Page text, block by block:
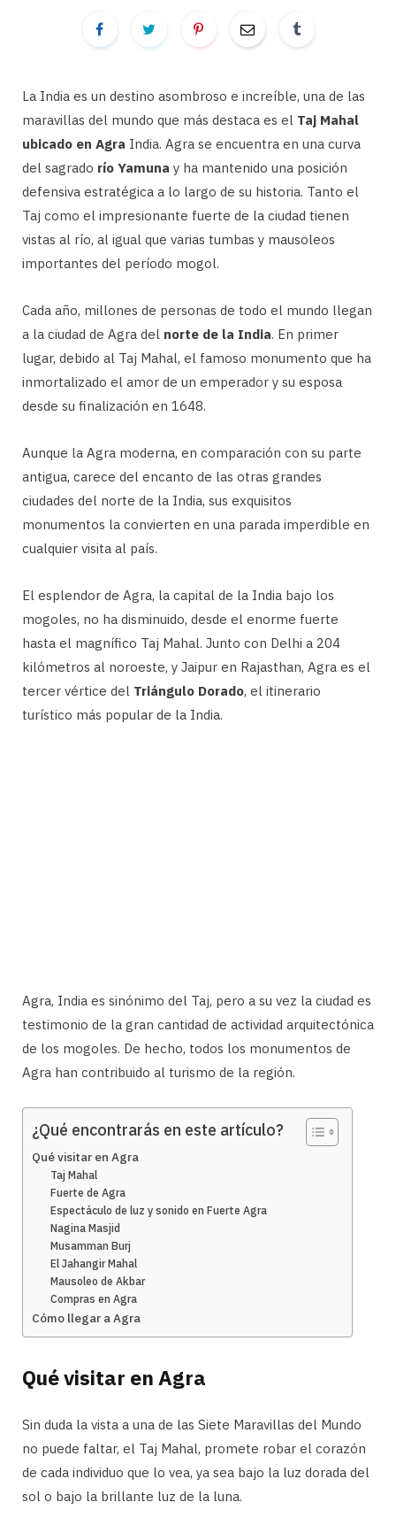
La India es un destino asombroso e increíble, una de las
maravillas del mundo que más destaca es el Taj Mahal
ubicado en Agra India. Agra se encuentra en una curva
del sagrado río Yamuna y ha mantenido una posición
defensiva estratégica a lo largo de su historia. Tanto el
Taj como el impresionante fuerte de la ciudad tienen
vistas al río, al igual que varias tumbas y mausoleos
importantes del período mogol.
Cada año, millones de personas de todo el mundo llegan
a la ciudad de Agra del norte de la India. En primer
lugar, debido al Taj Mahal, el famoso monumento que ha
inmortalizado el amor de un emperador y su esposa
desde su finalización en 1648.
Aunque la Agra moderna, en comparación con su parte
antigua, carece del encanto de las otras grandes
ciudades del norte de la India, sus exquisitos
monumentos la convierten en una parada imperdible en
cualquier visita al país.
El esplendor de Agra, la capital de la India bajo los
mogoles, no ha disminuido, desde el enorme fuerte
hasta el magnífico Taj Mahal. Junto con Delhi a 204
kilómetros al noroeste, y Jaipur en Rajasthan, Agra es el
tercer vértice del Triángulo Dorado, el itinerario
turístico más popular de la India.
Agra, India es sinónimo del Taj, pero a su vez la ciudad es
testimonio de la gran cantidad de actividad arquitectónica
de los mogoles. De hecho, todos los monumentos de
Agra han contribuido al turismo de la región.
¿Qué encontrarás en este artículo?
Qué visitar en Agra
Taj Mahal
Fuerte de Agra
Espectáculo de luz y sonido en Fuerte Agra
Nagina Masjid
Musamman Burj
El Jahangir Mahal
Mausoleo de Akbar
Compras en Agra
Cómo llegar a Agra
Qué visitar en Agra
Sin duda la vista a una de las Siete Maravillas del Mundo
no puede faltar, el Taj Mahal, promete robar el corazón
de cada individuo que lo vea, ya sea bajo la luz dorada del
sol o bajo la brillante luz de la luna.